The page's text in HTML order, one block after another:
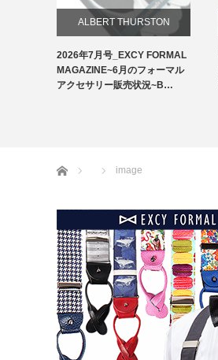
ALBERT THURSTON
お知らせ
2026年7月号_EXCY FORMAL
MAGAZINE~6月のフォーマル
アクセサリー販売状況~B…
ホーム image